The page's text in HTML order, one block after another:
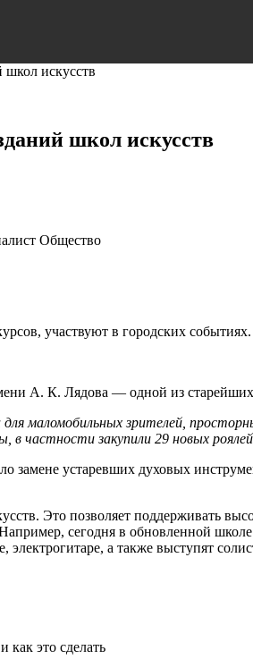
искусств
школ искусств
Общество
участвуют в городских событиях.
А. К. Лядова — одной из
маломобильных зрителей,
в частности закупили 29 новых
устаревших духовых
Это позволяет поддерживать
сегодня в обновленной
электрогитаре, а также выступят
это сделать